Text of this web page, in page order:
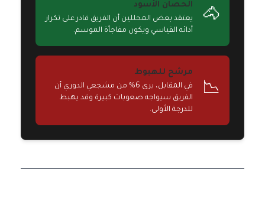
🐴
الحصان الأسود
يعتقد بعض المحللين أن الفريق قادر على تكرار
أدائه القياسي ويكون مفاجأة الموسم.
📉
مرشح للهبوط
في المقابل، يرى 6% من مشجعي الدوري أن
الفريق سيواجه صعوبات كبيرة وقد يهبط
للدرجة الأولى.